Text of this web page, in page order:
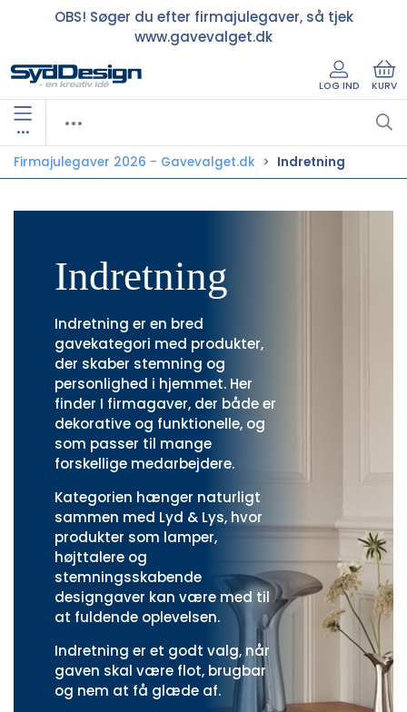
OBS! Søger du efter firmajulegaver, så tjek
www.gavevalget.dk
LOG IND KURV
•••
Firmajulegaver 2026 - Gavevalget.dk Indretning
Indretning
Indretning er en bred
gavekategori med produkter,
der skaber stemning og
personlighed i hjemmet. Her
finder I firmagaver, der både er
dekorative og funktionelle, og
som passer til mange
forskellige medarbejdere.
Kategorien hænger naturligt
sammen med Lyd & Lys, hvor
produkter som lamper,
højttalere og
stemningsskabende
designgaver kan være med til
at fuldende oplevelsen.
Indretning er et godt valg, når
gaven skal være flot, brugbar
og nem at få glæde af.